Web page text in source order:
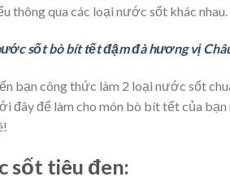
thông qua các loại nước sốt khác nhau.
sốt bò bít tết đậm đà hương vị
bạn công thức làm 2 loại nước sốt
đây để làm cho món bò bít tết của
sốt tiêu đen: